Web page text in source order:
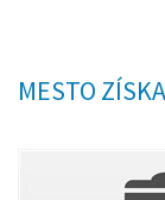
MESTO